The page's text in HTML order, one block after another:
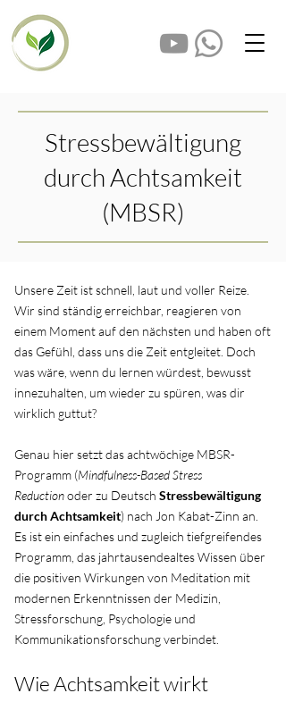
Stressbewältigung
durch Achtsamkeit
(MBSR)
Unsere Zeit ist schnell, laut und voller Reize.
Wir sind ständig erreichbar, reagieren von
einem Moment auf den nächsten und haben oft
das Gefühl, dass uns die Zeit entgleitet. Doch
was wäre, wenn du lernen würdest, bewusst
innezuhalten, um wieder zu spüren, was dir
wirklich guttut?
Genau hier setzt das achtwöchige MBSR-
Programm (Mindfulness-Based Stress
Reductionoder zu Deutsch Stressbewältigung
durch Achtsamkeit) nach Jon Kabat-Zinn an.
Es ist ein einfaches und zugleich tiefgreifendes
Programm, das jahrtausendealtes Wissen über
die positiven Wirkungen von Meditation mit
modernen Erkenntnissen der Medizin,
Stressforschung, Psychologie und
Kommunikationsforschung verbindet.
Wie Achtsamkeit wirkt